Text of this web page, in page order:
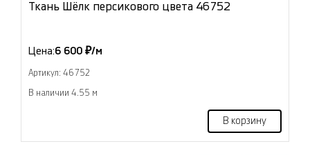
Ткань Шёлк персикового цвета 46752
Цена:6 600 ₽/м
Артикул: 46752
В наличии 4.55 м
В корзину